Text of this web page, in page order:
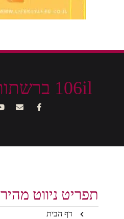
106il ברשתות חברתיות
תפריט ניווט מהיר
דף הבית